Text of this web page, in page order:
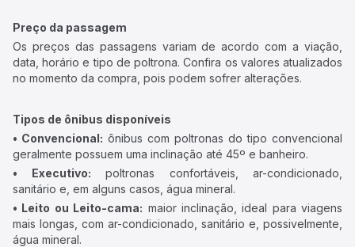
Preço da passagem
Os preços das passagens variam de acordo com a viação,
data, horário e tipo de poltrona. Confira os valores atualizados
no momento da compra, pois podem sofrer alterações.
Tipos de ônibus disponíveis
• Convencional: ônibus com poltronas do tipo convencional
geralmente possuem uma inclinação até 45º e banheiro.
• Executivo: poltronas confortáveis, ar-condicionado,
sanitário e, em alguns casos, água mineral.
• Leito ou Leito-cama: maior inclinação, ideal para viagens
mais longas, com ar-condicionado, sanitário e, possivelmente,
água mineral.